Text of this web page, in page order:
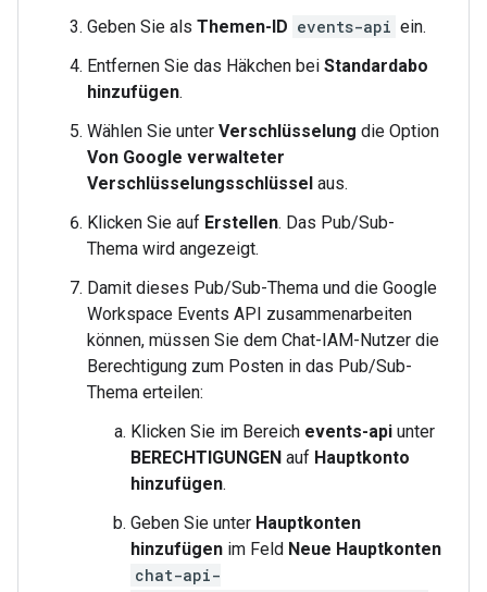
Geben Sie als Themen-ID events-api ein.
Entfernen Sie das Häkchen bei Standardabo
hinzufügen.
Wählen Sie unter Verschlüsselung die Option
Von Google verwalteter
Verschlüsselungsschlüssel aus.
Klicken Sie auf Erstellen. Das Pub/Sub-
Thema wird angezeigt.
Damit dieses Pub/Sub-Thema und die Google
Workspace Events API zusammenarbeiten
können, müssen Sie dem Chat-IAM-Nutzer die
Berechtigung zum Posten in das Pub/Sub-
Thema erteilen:
Klicken Sie im Bereich events-api unter
BERECHTIGUNGEN auf Hauptkonto
hinzufügen.
Geben Sie unter Hauptkonten
hinzufügen im Feld Neue Hauptkonten
chat-api-